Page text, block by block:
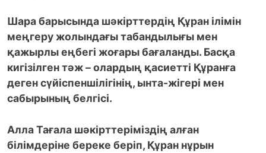
Шара барысында шәкірттердің Құран ілімін
меңгеру жолындағы табандылығы мен
қажырлы еңбегі жоғары бағаланды. Басқа
кигізілген тәж – олардың қасиетті Құранға
деген сүйіспеншілігінің, ынта-жігері мен
сабырының белгісі.
Алла Тағала шәкірттеріміздің алған
білімдеріне береке беріп, Құран нұрын